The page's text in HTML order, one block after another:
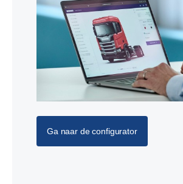
Ga naar de configurator